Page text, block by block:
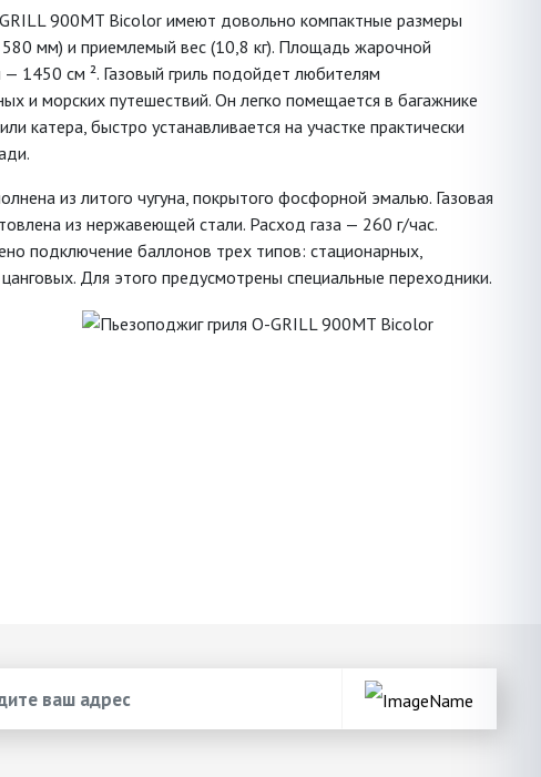
900MT Bicolor имеют довольно компактные размеры
мм) и приемлемый вес (10,8 кг). Площадь жарочной
— 1450 см ². Газовый гриль подойдет любителям
и морских путешествий. Он легко помещается в багажнике
катера, быстро устанавливается на участке практически
из литого чугуна, покрытого фосфорной эмалью. Газовая
из нержавеющей стали. Расход газа — 260 г/час.
подключение баллонов трех типов: стационарных,
Для этого предусмотрены специальные переходники.